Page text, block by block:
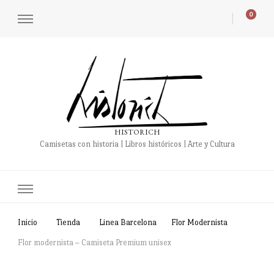
0
HISTORICH
Camisetas con historia | Libros históricos | Arte y Cultura
Inicio Tienda Linea Barcelona Flor Modernista
Flor modernista – Camiseta Premium unisex